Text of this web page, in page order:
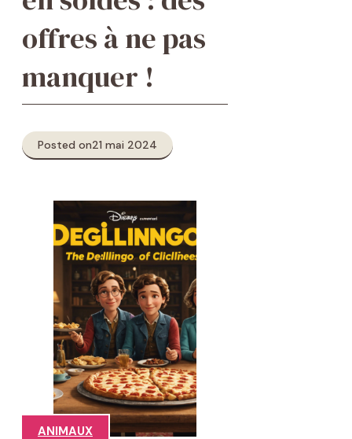
offres à ne pas
manquer !
Posted on21 mai 2024
ANIMAUX